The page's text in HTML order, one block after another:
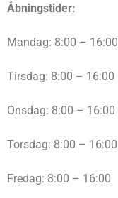
Åbningstider:
Mandag: 8:00 – 16:00
Tirsdag: 8:00 – 16:00
Onsdag: 8:00 – 16:00
Torsdag: 8:00 – 16:00
Fredag: 8:00 – 16:00